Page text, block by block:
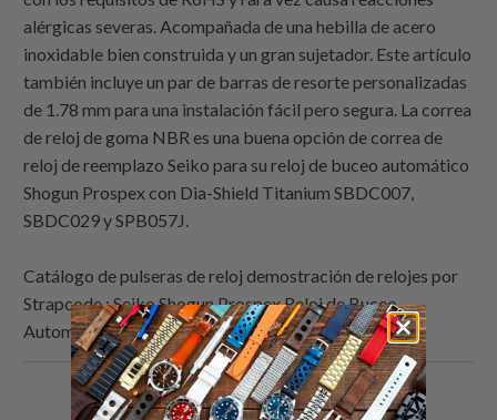
alérgicas severas. Acompañada de una hebilla de acero
inoxidable bien construida y un gran sujetador. Este artículo
también incluye un par de barras de resorte personalizadas
de 1.78 mm para una instalación fácil pero segura. La correa
de reloj de goma NBR es una buena opción de correa de
reloj de reemplazo Seiko para su reloj de buceo automático
Shogun Prospex con Dia-Shield Titanium SBDC007,
SBDC029 y SPB057J.
Catálogo de pulseras de reloj demostración de relojes por
Strapcode : Seiko Shogun Prospex Reloj de Buceo
Automático con Dia-Shield Titanio SBDC007
ComparteComparteCompartirEmail